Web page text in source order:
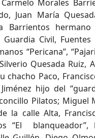
Morales
Juan María
Barrientos
Civil,
“Pericana”,
Quesada Ruiz,
chacho Paco,
hijo del
Pilatos; Miguel
la calle Alta,
“El blanqueador”,